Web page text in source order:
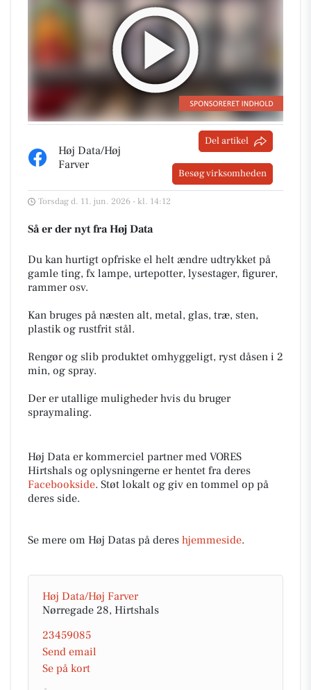
Høj Data/Høj
Farver
Del artikel
Besøg virksomheden
Torsdag d. 11. jun. 2026 - kl. 14:12
Så er der nyt fra Høj Data
Du kan hurtigt opfriske el helt ændre udtrykket på
gamle ting, fx lampe, urtepotter, lysestager, figurer,
rammer osv.
Kan bruges på næsten alt, metal, glas, træ, sten,
plastik og rustfrit stål.
Rengør og slib produktet omhyggeligt, ryst dåsen i 2
min, og spray.
Der er utallige muligheder hvis du bruger
spraymaling.
Høj Data er kommerciel partner med VORES
Hirtshals og oplysningerne er hentet fra deres
Facebookside. Støt lokalt og giv en tommel op på
deres side.
Se mere om Høj Datas på deres hjemmeside.
Høj Data/Høj Farver
Nørregade 28, Hirtshals
23459085
Send email
Se på kort